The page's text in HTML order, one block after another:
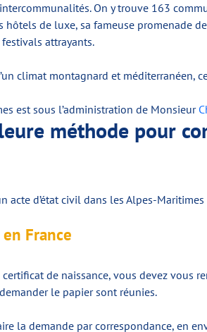
On y trouve 163
hôtels de luxe, sa fameuse promenade
festivals attrayants.
climat montagnard et
est sous l’administration de Monsieur
méthode pour
acte d’état civil dans les Alpes-
France
de naissance, vous devez vous
le papier sont réunies.
la demande par correspondance, en